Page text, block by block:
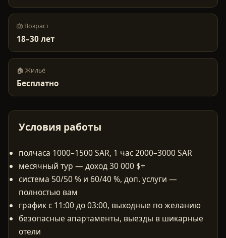
🎂 Возраст
18–30 лет
🏠 Жильё
Бесплатно
Условия работы
полчаса 1000–1500 SAR, 1 час 2000–3000 SAR
месячный тур — доход 30 000 $+
система 50/50 % и 60/40 %, доп. услуги —
полностью вам
график с 11:00 до 03:00, выходные по желанию
безопасные апартаменты, выезды в шикарные
отели